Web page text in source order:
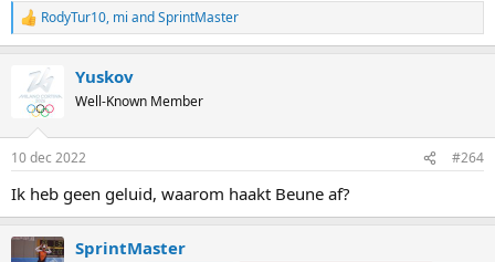
R
e
t
s
RodyTur10, mi andSprintMaster
Yuskov
Well-Known Member
10 dec 2022 #264
Ik heb geen geluid, waarom haakt Beune af?
SprintMaster